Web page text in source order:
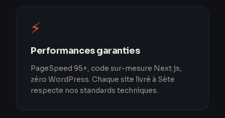
⚡
Performances garanties
PageSpeed 95+, code sur-mesure Next.js,
zéro WordPress. Chaque site livré à Sète
respecte nos standards techniques.